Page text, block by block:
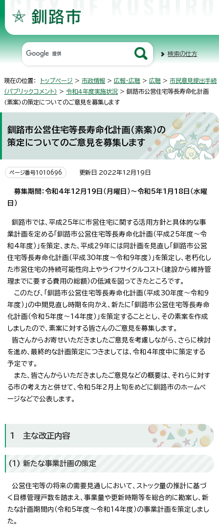
検索の仕方
現在の位置： トップページ > 市政情報 > 広報・広聴 > 広聴 > 市民意見提出手続
（パブリックコメント） > 令和4年度実施状況 > 釧路市公営住宅等長寿命化計画
（素案）の策定についてのご意見を募集します
釧路市公営住宅等長寿命化計画（素案）の
策定についてのご意見を募集します
ページ番号1010696 更新日 2022年12月19日
募集期間：令和4年12月19日（月曜日）～令和5年1月18日（水曜
日）
釧路市では、平成25年に市営住宅に関する活用方針と具体的な事
業計画を定める「釧路市公営住宅等長寿命化計画（平成25年度～令
和4年度）」を策定、また、平成29年には同計画を見直し「釧路市公営
住宅等長寿命化計画（平成30年度～令和9年度）」を策定し、老朽化し
た市営住宅の持続可能性向上やライフサイクルコスト（建設から維持管
理までに要する費用の総額）の低減を図ってきたところです。
このたび、「釧路市公営住宅等長寿命化計画（平成30年度～令和9
年度）」の中間見直し時期を向かえ、新たに「釧路市公営住宅等長寿命
化計画（令和5年度～14年度）」を策定することとし、その素案を作成
しましたので、素案に対する皆さんのご意見を募集します。
皆さんからお寄せいただきましたご意見を考慮しながら、さらに検討
を進め、最終的な計画策定につきましては、令和4年度中に策定する
予定です。
また、皆さんからいただきましたご意見などの概要は、それらに対す
る市の考え方と併せて、令和5年2月上旬をめどに釧路市のホームペ
ージなどで公表します。
1 主な改正内容
(1) 新たな事業計画の策定
公営住宅等の将来の需要見通しにおいて、ストック量の推計に基づ
く目標管理戸数を踏まえ、事業量や更新時期等を総合的に勘案し、新
たな計画期間内（令和5年度～令和14年度）の事業計画を策定しまし
た。